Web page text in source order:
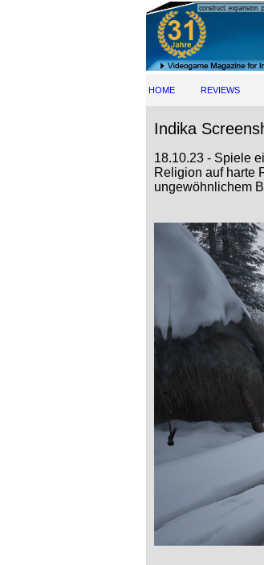
HOME REVIEWS
Indika
18.10.23 - Spiele
Religion auf harte
ungewöhnlichem